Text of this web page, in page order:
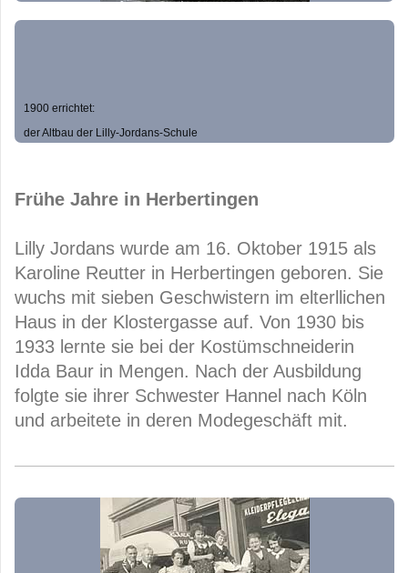
1900 errichtet:
der Altbau der Lilly-Jordans-Schule
Frühe Jahre in Herbertingen
Lilly Jordans wurde am 16. Oktober 1915 als
Karoline Reutter in Herbertingen geboren. Sie
wuchs mit sieben Geschwistern im elterllichen
Haus in der Klostergasse auf. Von 1930 bis
1933 lernte sie bei der Kostümschneiderin
Idda Baur in Mengen. Nach der Ausbildung
folgte sie ihrer Schwester Hannel nach Köln
und arbeitete in deren Modegeschäft mit.